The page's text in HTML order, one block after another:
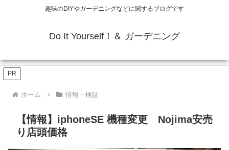
趣味のDIYやガーデニングなどに関するブログです
Do It Yourself！＆ ガーデニング
PR
ホーム 情報・検証
【情報】iphoneSE 機種変更 Nojima安売
り店頭価格